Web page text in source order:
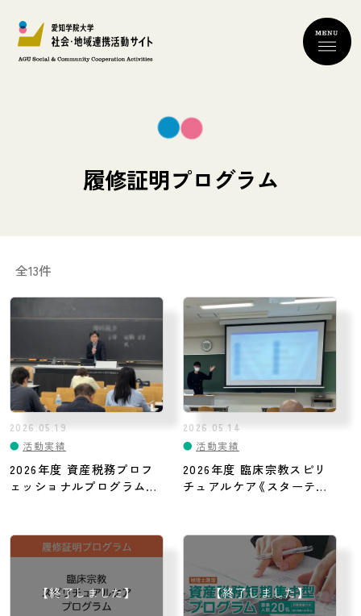
履修証明プログラム
全13件
2026.05.19
● 活動実績
2026年度 資産税務プロフ
ェッショナルプログラム開
2026.05.14
● 活動実績
2026年度 臨床宗教スピリ
チュアルケア《スターティ